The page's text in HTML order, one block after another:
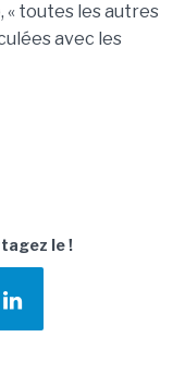
« toutes les autres
avec les
le !